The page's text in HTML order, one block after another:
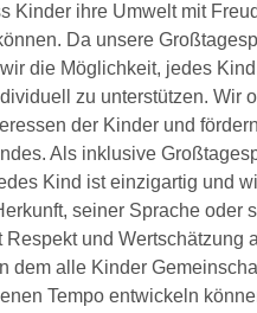
Kinder ihre Umwelt mit
Da unsere
die Möglichkeit, jedes
zu unterstützen. Wir
der Kinder und
Als inklusive
Kind ist einzigartig und
seiner Sprache oder
und Wertschätzung
dem alle Kinder
Tempo entwickeln